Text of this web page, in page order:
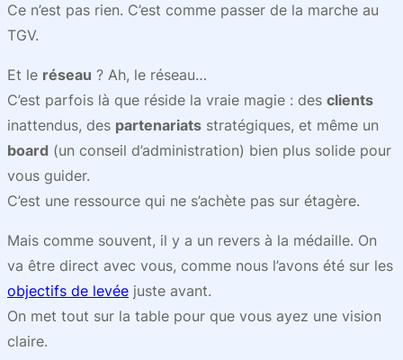
Ce n’est pas rien. C’est comme passer de la marche au
TGV.
Et le réseau ? Ah, le réseau…
C’est parfois là que réside la vraie magie : des clients
inattendus, des partenariats stratégiques, et même un
board (un conseil d’administration) bien plus solide pour
vous guider.
C’est une ressource qui ne s’achète pas sur étagère.
Mais comme souvent, il y a un revers à la médaille. On
va être direct avec vous, comme nous l’avons été sur les
objectifs de levée juste avant.
On met tout sur la table pour que vous ayez une vision
claire.